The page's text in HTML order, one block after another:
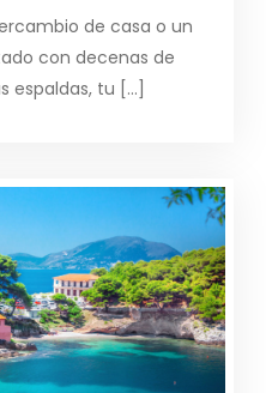
de casa o un
con decenas de
espaldas, tu […]